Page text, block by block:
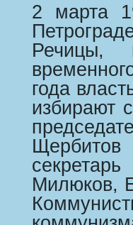
2 марта
Речицы,
года
избирают
Милюков,